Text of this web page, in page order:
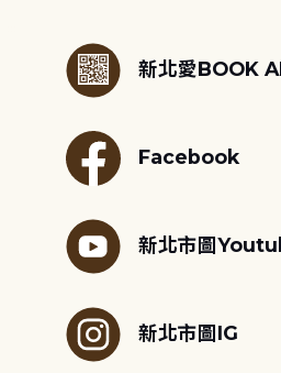
新北愛BOOK
Facebook
新北市圖
新北市圖IG